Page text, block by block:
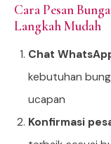
Cara Pesan
Langkah Mudah
Chat
kebutuhan
ucapan
Konfirmasi